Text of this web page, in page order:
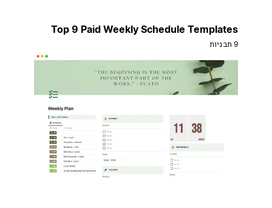
Top 9 Paid Weekly Schedule Templates